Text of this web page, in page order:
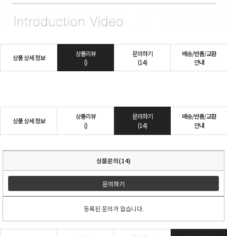
상품 상세 정보
상품리뷰
()
문의하기
(14)
배송/반품/교환
안내
상품 상세 정보
상품리뷰
()
문의하기
(14)
배송/반품/교환
안내
상품문의(14)
문의하기
등록된 문의가 없습니다.